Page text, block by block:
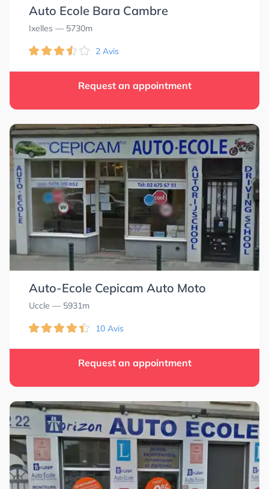
Auto Ecole Bara Cambre
Ixelles — 5730m
2 Avis
Request an appointment
Auto-Ecole Cepicam Auto Moto
Uccle — 5931m
10 Avis
Request an appointment